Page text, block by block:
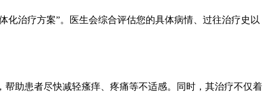
治疗方案”。医生会综合评估您的具体病情、过往治疗史以
助患者尽快减轻瘙痒、疼痛等不适感。同时，其治疗不仅着